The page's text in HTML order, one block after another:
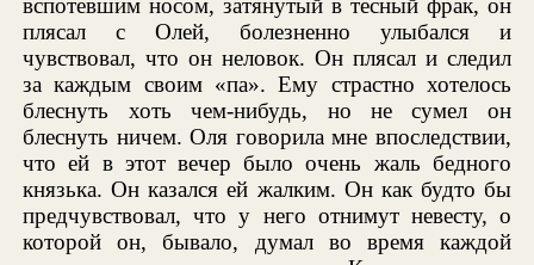
вспотевшим носом, затянутый в тесный фрак, он
плясал с Олей, болезненно улыбался и
чувствовал, что он неловок. Он плясал и следил
за каждым своим «па». Ему страстно хотелось
блеснуть хоть чем-нибудь, но не сумел он
блеснуть ничем. Оля говорила мне впоследствии,
что ей в этот вечер было очень жаль бедного
князька. Он казался ей жалким. Он как будто бы
предчувствовал, что у него отнимут невесту, о
которой он, бывало, думал во время каждой